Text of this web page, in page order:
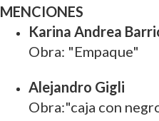
MENCIONES
Karina Andrea
Obra: "Empaque"
Alejandro Gigli
Obra:"caja con